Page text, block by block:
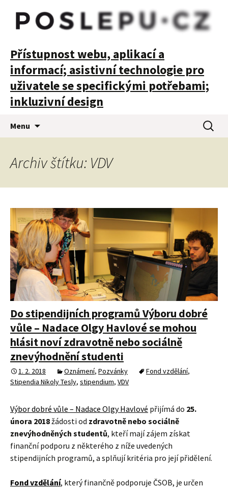
POSLEPU
Přístupnost webu, aplikací a
informací; asistivní technologie pro
uživatele se specifickými potřebami;
inkluzivní design
Menu
webu
Archiv štítku: VDV
Do stipendijních programů Výboru dobré
vůle – Nadace Olgy Havlové se mohou
hlásit noví zdravotně nebo sociálně
znevýhodnění studenti
1. 2. 2018 Oznámení, Pozvánky Fond vzdělání,
Stipendia Nikoly Tesly, stipendium, VDV
Výbor dobré vůle – Nadace Olgy Havlové přijímá do 25.
února 2018 žádosti od zdravotně nebo sociálně
znevýhodněných studentů, kteří mají zájem získat
finanční podporu z některého z níže uvedených
stipendijních programů, a splňují kritéria pro její přidělení.
Fond vzdělání, který finančně podporuje ČSOB, je určen